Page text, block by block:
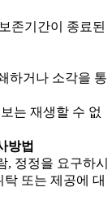
존기간이 종료된
하거나 소각을 통
는 재생할 수 없
방법
, 정정을 요구하시
또는 제공에 대